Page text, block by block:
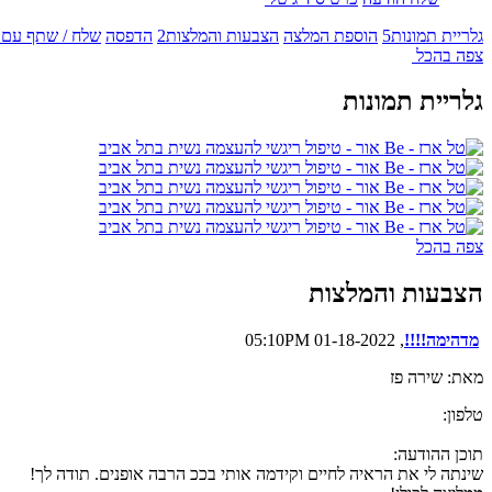
גלריית תמונות5 הוספת המלצה הצבעות והמלצות2 הדפסה שלח / שתף
צפה בהכל
גלריית תמונות
צפה בהכל
הצבעות והמלצות
מדהימה!!!!, 01-18-2022 05:10PM
מאת: שירה פז
טלפון:
תוכן ההודעה:
שינתה לי את הראיה לחיים וקידמה אותי בככ הרבה אופנים. תודה לך!